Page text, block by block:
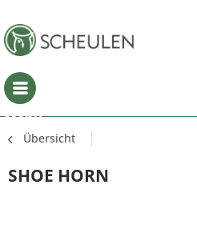
Menü
Übersicht
SHOE HORN